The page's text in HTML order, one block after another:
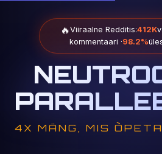
🔥Viiraalne Redditis:412K
kommentaari ·98.2%
4X MÄNG, MIS